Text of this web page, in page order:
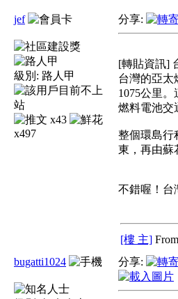
jef
級別: 路人甲
x43
x497
分享:
[轉貼資訊]
台灣的亞太
1075公里
燃料電池交
整個環島行
東，再由蘇
不錯喔！台
[樓 主]
bugatti1024
分享: